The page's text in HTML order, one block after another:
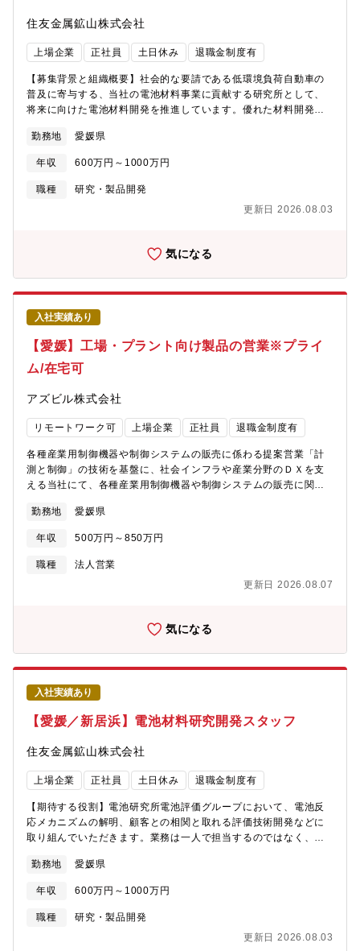
り、東京またはシンガポール転勤の可能性がございます。頻度は
約3～5年スパンを想定しております。【募集背景】触媒の循環モ
デル構築や再生技術の先駆に加え、近年では地球温暖化対策や
SDGsへの貢献を見据え、再生可能エネルギー領域への挑戦も進め
ています。こうした中、製品開発体制と分析技術力の強化を図る
ため、次世代を担う中核人材を募集します。【組織構成】※住友
金属鉱山 経営企画部からの出向となります日本ケッチェン 新居浜
年齢構成：10代 1名、20代 12名、30代 10名、40代 8名、50代
の年齢：50代（研究開発センター長）住友金属鉱山からの出向社
員数：10名（うち管理職4名）日本ケッチェンプロパー社員数：
もすぐに馴染める風通しの良い職場で、経験を活かしながら成長
りがいある仕事に挑戦できます。
住友金属鉱山株式会社
上場企業 正社員 土日休み 退職金制度有
【募集背景と組織概要】社会的な要請である低環境負荷自動車の
普及に寄与する、当社の電池材料事業に貢献する研究所として、
将来に向けた電池材料開発を推進しています。優れた材料開発に
に活かしていくことが重要と考えており、力量を持った技術者を
求めています。電池研究所では自由に議論し、各自の提案ができ
る職場環境であり、やりたいことがやりやすい職場環境でもあり
ます。【お任せしたい業務・業務内容】電池研究所電池評価グル
る評価技術開発などに取り組んでいただきます。主にラミネート
ます。電池特性とセル部材、作製条件、評価条件の関係を明らか
とし、顧客との相関性を高めるためのセル設計、評価条件を導き
出せる技術開発に取り組んで頂きます。業務は一人で担当するの
ではなく、開発担当者と一緒に課題解決に向けた取り組み、提案
ができる環境なため、社内コミュニケーションも非常に活発な環
境です。状況によっては、顧客と直接評価技術について議論する
場に参加頂くこともあります。＜電池研究所 業務内容具体例＞・
電池評価技術の研究開発 電池内反応メカニズムの解明 新規評
価技術の導入 顧客と相関の取れる技術開発 市場電池材料のト
業は人なり」の考えのもと、ものづくり企業として社員が自己の
役割を認識し、活き活きと職場の仲間と目標に向かって働くこと
ができるようラインとスタッフが連携して組織と人の活性化に取
り組んでいます。電池研究所は事業に貢献する研究所として、研
究開発品の量産化まで対応しており、過去にいくつもの製品化実
績があります。電池評価技術を活かし、製品開発に貢献すること
で、材料開発技術者と共に自身が開発に関わった製品が世の中で
使われることを実感でき、達成感を得られる職場と思います。
に、今まで培った知識を幅広く活用できる環境です。・業務に必
です。・個人の能力や性格などの「良い部分」に着目しつつ仕事
を割り振るので、高いモチベーションで仕事に取り組むことがで
入社社員も複数おり、比較的すぐに適応出来ます。・社内の風通
境）】・フレックス制度は導入していませんが、状況に応じた勤
20時間/月程度とメリハリのある、効率よく業務できる環境です。
有給休暇も年間15日以上取得している社員が大多数を占め、平均
ますが、年に数回程度です。（基本的には国内の出張になりま
参加が可能です。また、外部機関での技術実習などで1週間程度の
出張が生じる可能性はあります。出張対応はご事情等を踏まえて
相談しながら依頼させていただきます。【キャリアパス】開発品
に対する顧客との電池特性評価に関する課題検討など新製品開発
ジを通じて自身の電池評価技術を深耕してもらうとともに、目標
ら、将来的にはチームリーダー、グループリーダーへとステップ
勤務地 愛媛県
年収 600万円～1000万円
職種
研究・製品開発
更新日 2026.08.03
気になる
入社実績あり
【愛媛】工場・プラント向け製品の営業※プライ
ム/在宅可
アズビル株式会社
リモートワーク可 上場企業 正社員 退職金制度有
各種産業用制御機器や制御システムの販売に係わる提案営業「計
測と制御」の技術を基盤に、社会インフラや産業分野のＤＸを支
える当社にて、各種産業用制御機器や制御システムの販売に関わ
象に、、各種制御機器（バルブ・センサ・調節計など）や制御シ
ステムの提案営業を行います。顧客の課題をヒアリングし、最適
な計装ソリューションを技術部門と連携して提案、見積、契約交
渉、納入後のフォローまで一貫して担当します。マーケティング
営業力を発揮できるポジションです。 ＊ノルマはありません。
油・石油化学、化学、半導体、食品、医療・医薬、自動車等、非
常に幅広い業界に顧客を持っている点が特徴です。大きく分け
て、素材産業に関わるプロセスオートメーション、加工組立産業
に関わるファクトリーオートメーションの分野へ計測・制御関連
製品およびソリューションを提供しています。メーカーという立
場を活かし、製品の開発から顧客現場への導入（エンジニアリン
グ）、導入後の保守サービスまでを一貫体制で提供できる点が強
みとなっています。最近では、AI、ビッグデータ、クラウド等の
最新技術も積極的に取り入れ、顧客への新たな付加価値提供に取
り組んでいます。【企業紹介動画】
https://www.azbil.com/jp/corporate/pr/movie/group-overview-
video.html
勤務地 愛媛県
年収 500万円～850万円
職種
法人営業
更新日 2026.08.07
気になる
入社実績あり
【愛媛／新居浜】電池材料研究開発スタッフ
住友金属鉱山株式会社
上場企業 正社員 土日休み 退職金制度有
【期待する役割】電池研究所電池評価グループにおいて、電池反
応メカニズムの解明、顧客との相関と取れる評価技術開発などに
取り組んでいただきます。業務は一人で担当するのではなく、開
なため、社内コミュニケーションも非常に活発な環境です。状況
によっては、顧客と直接評価技術について議論する場に参加頂く
こともあります。【職務内容】・LIB用正極材料開発業務 1名
開発計画立案、試作作業、データ解析、課題解決、仕様決定業
セス開発業務 1名 試作作業、作業管理、データ解析、パイロッ
勤務地 愛媛県
年収 600万円～1000万円
職種
研究・製品開発
更新日 2026.08.03